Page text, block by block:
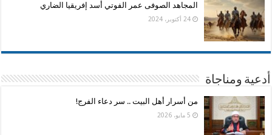
المجاهد الصوفى عمر الفوتي أسد إفريقيا الضاري
24 أكتوبر، 2024
أدعية ومناجاة
من أسرار أهل البيت .. سر دعاء الفرج!
5 مايو، 2026